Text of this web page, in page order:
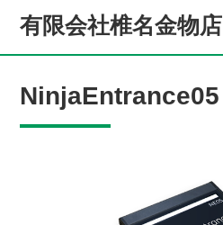
有限会社椎名金物店
NinjaEntrance05